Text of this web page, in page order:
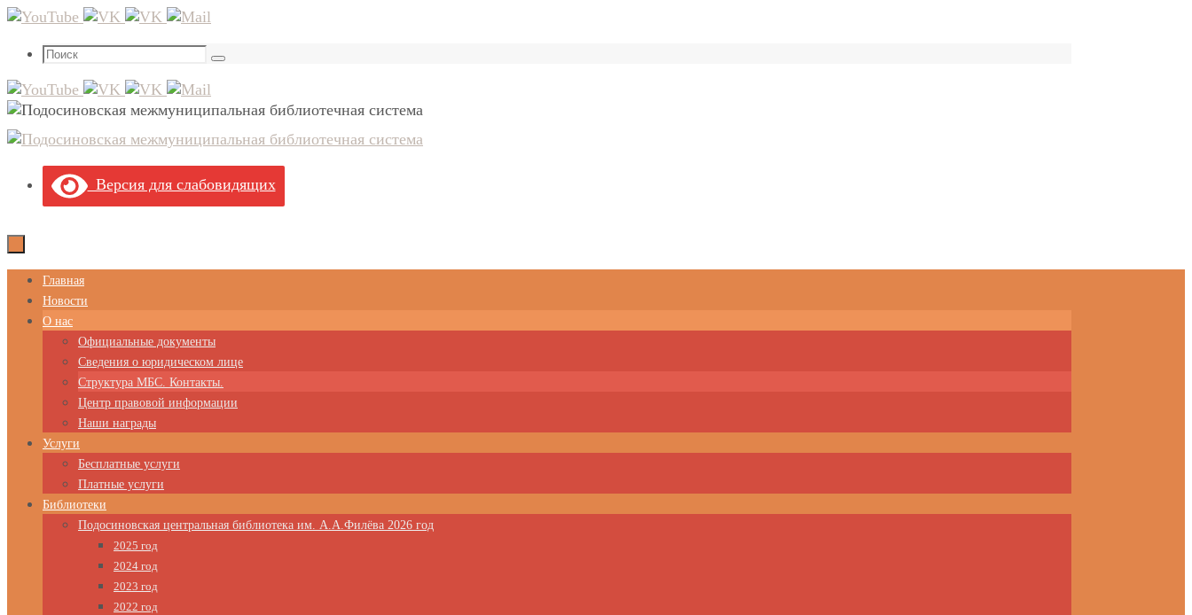
Перейти
содержимому
Что
Поиск
Версия для слабовидящих
Перейти
содержимому
Главная
Новости
О нас
Официальные документы
Сведения о юридическом лице
Структура МБС. Контакты.
Центр правовой информации
Наши награды
Услуги
Бесплатные услуги
Платные услуги
Библиотеки
Подосиновская центральная библиотека им. А.А.Филёва 2026 год
2025 год
2024 год
2023 год
2022 год